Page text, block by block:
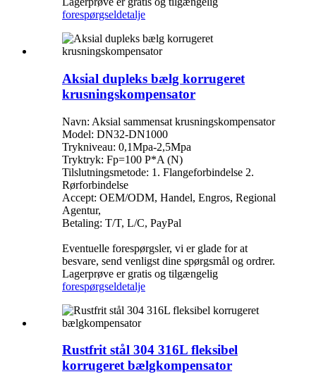
forespørgseldetalje
Aksial dupleks bælg korrugeret
krusningskompensator
Navn: Aksial sammensat krusningskompensator
Model: DN32-DN1000
Trykniveau: 0,1Mpa-2,5Mpa
Tryktryk: Fp=100 P*A (N)
Tilslutningsmetode: 1. Flangeforbindelse 2.
Rørforbindelse
Accept: OEM/ODM, Handel, Engros, Regional
Agentur,
Betaling: T/T, L/C, PayPal
Eventuelle forespørgsler, vi er glade for at
besvare, send venligst dine spørgsmål og ordrer.
Lagerprøve er gratis og tilgængelig
forespørgseldetalje
Rustfrit stål 304 316L fleksibel
korrugeret bælgkompensator